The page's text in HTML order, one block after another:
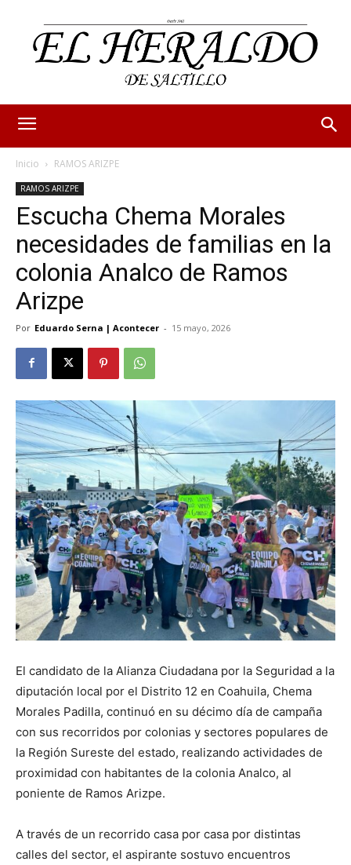
Inicio RAMOS ARIZPE
RAMOS ARIZPE
Escucha Chema Morales
necesidades de familias en la
colonia Analco de Ramos
Arizpe
Por Eduardo Serna | Acontecer - 15 mayo, 2026
El candidato de la Alianza Ciudadana por la Seguridad a la
diputación local por el Distrito 12 en Coahuila, Chema
Morales Padilla, continuó en su décimo día de campaña
con sus recorridos por colonias y sectores populares de
la Región Sureste del estado, realizando actividades de
proximidad con habitantes de la colonia Analco, al
poniente de Ramos Arizpe.
A través de un recorrido casa por casa por distintas
calles del sector, el aspirante sostuvo encuentros